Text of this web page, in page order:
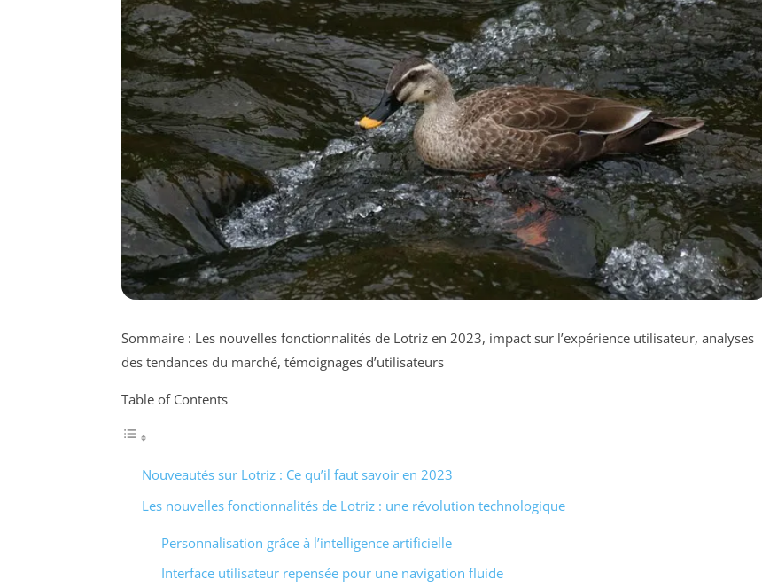
Sommaire : Les nouvelles fonctionnalités de Lotriz en 2023, impact sur l’expérience utilisateur, analyses
des tendances du marché, témoignages d’utilisateurs
Table of Contents
Nouveautés sur Lotriz : Ce qu’il faut savoir en 2023
Les nouvelles fonctionnalités de Lotriz : une révolution technologique
Personnalisation grâce à l’intelligence artificielle
Interface utilisateur repensée pour une navigation fluide